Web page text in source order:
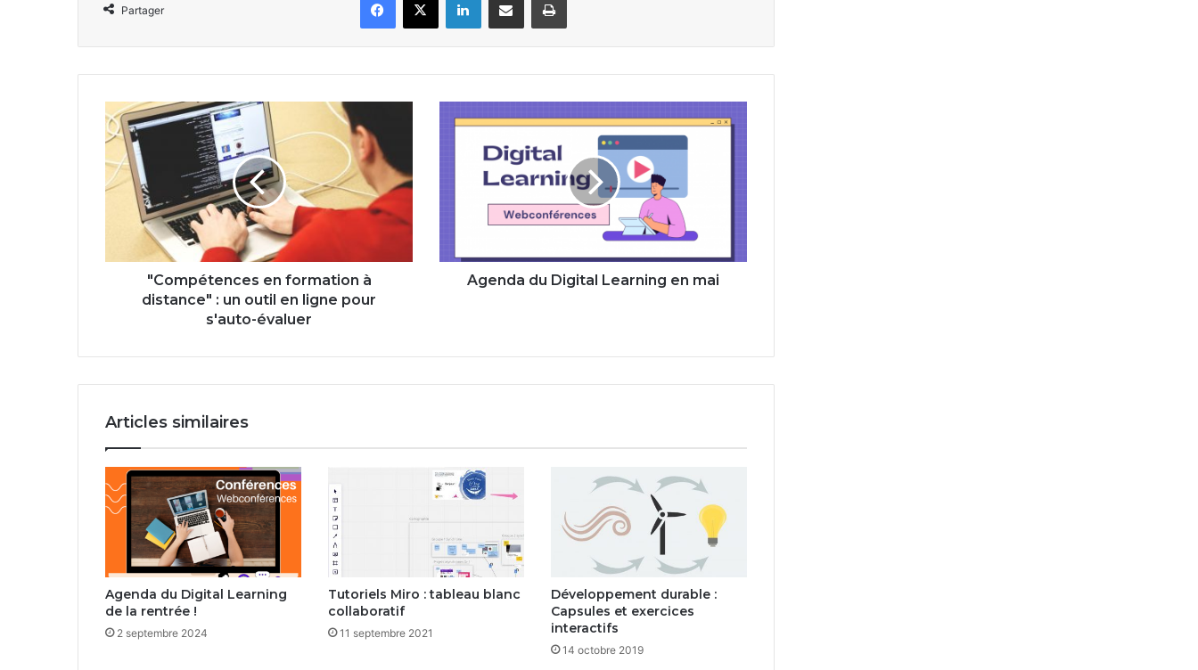
Partager
"Compétences
en
formation
à
distance"
en
"Compétences en formation à
distance" : un outil en ligne pour
s'auto-évaluer
Learning
Agenda du Digital Learning en mai
Articles similaires
Agenda du Digital Learning
de la rentrée !
2 septembre 2024
Tutoriels Miro : tableau blanc
collaboratif
11 septembre 2021
Développement durable :
Capsules et exercices
interactifs
14 octobre 2019